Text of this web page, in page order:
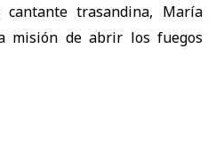
trasandina, María
misión de abrir los fuegos